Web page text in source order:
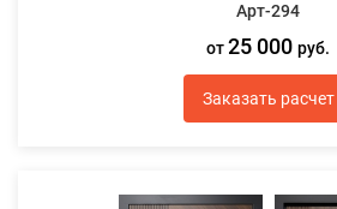
Арт-294
от25 000руб.
Заказать расчет